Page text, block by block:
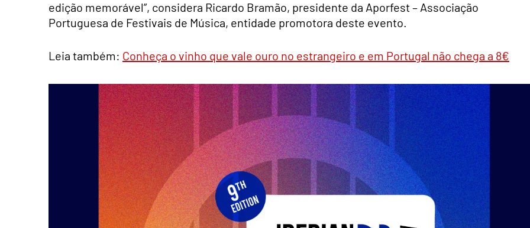
edição memorável”, considera Ricardo Bramão, presidente da Aporfest – Associação
Portuguesa de Festivais de Música, entidade promotora deste evento.
Leia também: Conheça o vinho que vale ouro no estrangeiro e em Portugal não chega a 8€